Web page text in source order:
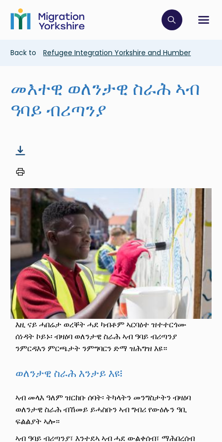
main
content
Skip
main
Click to
Breadcrumb
Back to Refugee Integration Yorkshire and Humber
መእተዊ ወለንታዊ ስራሕ ኣብ
ዓባይ ብሪጣንያ
Image
እዚ ናይ ሓበሬታ ወረቐት ሓደ ካብቶም ኣርባዕተ ዝተተርጎሙ
ሰነዳት ኮይኑ፡ ብዛዕባ ወለንታዊ ስራሕ ኣብ ዓባይ ብሪጣንያ
ንምርዳእን ምርጫታት ንምግባርን ድማ ዝሕግዝ እዩ።
ወለንታዊ ስራሕ እንታይ እዩ፧
ኣብ መላእ ዓለም ዝርከቡ ሰባት፡ ትካላትን መንግስታትን ብዛዕባ
ወለንታዊ ስራሕ ብኸመይ ይሓስቡን ኣብ ግብሪ የውዕሉን ዓቢ
ፍልልያት ኣሎ።
ኣብ ዓባይ ብሪጣንያ፣ እንተደኣ ኣብ ሓደ ውልቀሰብ፣ ማሕበረሰብ